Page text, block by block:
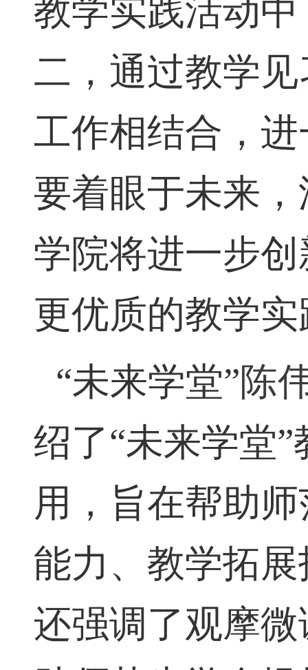
教学实践活动
二，通过教学
工作相结合，
要着眼于未来
学院将进一步
更优质的教学
“未来学堂”陈
绍了“未来学堂
用，旨在帮助
能力、教学拓
还强调了观摩